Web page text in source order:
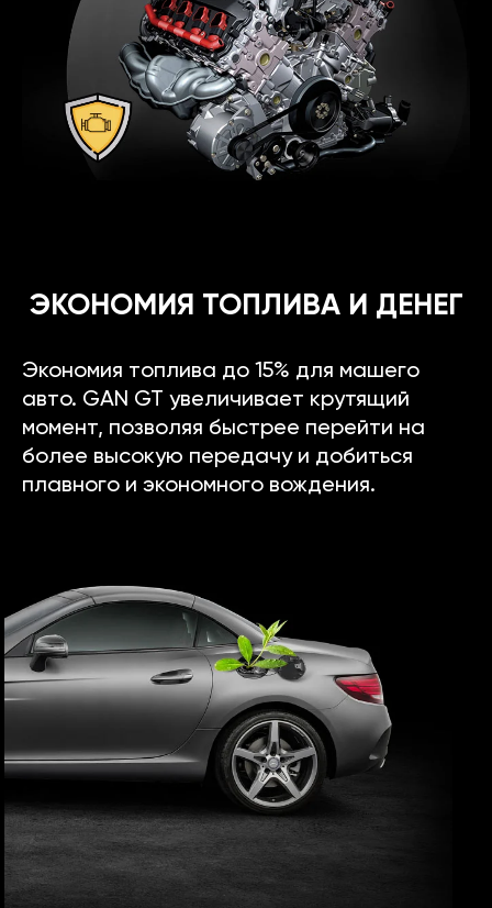
ЭКОНОМИЯ ТОПЛИВА И ДЕНЕГ
Экономия топлива до 15% для машего
авто. GAN GT увеличивает крутящий
момент, позволяя быстрее перейти на
более высокую передачу и добиться
плавного и экономного вождения.